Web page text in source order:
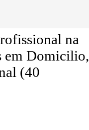
na
em Domicilio,
(40